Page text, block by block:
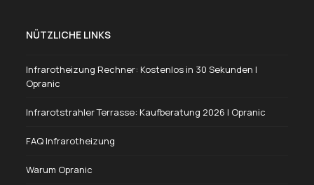
NÜTZLICHE LINKS
Infrarotheizung Rechner: Kostenlos in 30 Sekunden |
Opranic
Infrarotstrahler Terrasse: Kaufberatung 2026 | Opranic
FAQ Infrarotheizung
Warum Opranic